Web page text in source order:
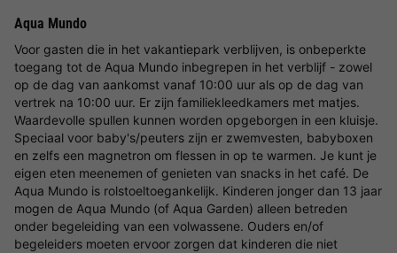
Aqua Mundo
Voor gasten die in het vakantiepark verblijven, is onbeperkte
toegang tot de Aqua Mundo inbegrepen in het verblijf - zowel
op de dag van aankomst vanaf 10:00 uur als op de dag van
vertrek na 10:00 uur. Er zijn familiekleedkamers met matjes.
Waardevolle spullen kunnen worden opgeborgen in een kluisje.
Speciaal voor baby's/peuters zijn er zwemvesten, babyboxen
en zelfs een magnetron om flessen in op te warmen. Je kunt je
eigen eten meenemen of genieten van snacks in het café. De
Aqua Mundo is rolstoeltoegankelijk. Kinderen jonger dan 13 jaar
mogen de Aqua Mundo (of Aqua Garden) alleen betreden
onder begeleiding van een volwassene. Ouders en/of
begeleiders moeten ervoor zorgen dat kinderen die niet